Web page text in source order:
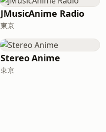
JMusicAnime Radio
東京
Stereo Anime
東京